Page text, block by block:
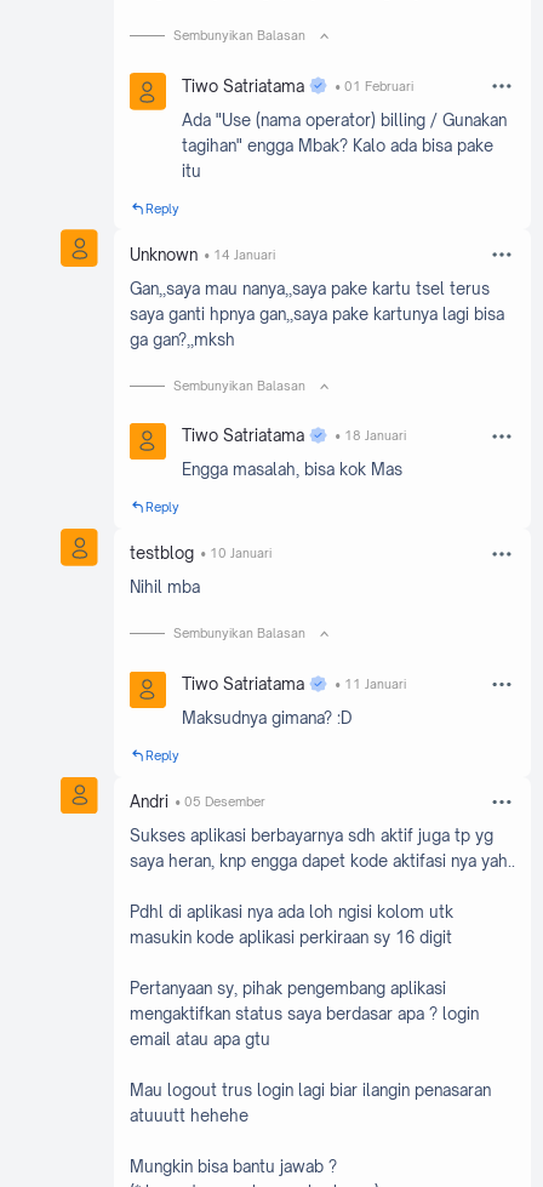
Sembunyikan Balasan
Tiwo Satriatama 01 Februari
Ada "Use (nama operator) billing / Gunakan
tagihan" engga Mbak? Kalo ada bisa pake
itu
Reply
Unknown 14 Januari
Gan,,saya mau nanya,,saya pake kartu tsel terus
saya ganti hpnya gan,,saya pake kartunya lagi bisa
ga gan?,,mksh
Sembunyikan Balasan
Tiwo Satriatama 18 Januari
Engga masalah, bisa kok Mas
Reply
testblog 10 Januari
Nihil mba
Sembunyikan Balasan
Tiwo Satriatama 11 Januari
Maksudnya gimana? :D
Reply
Andri 05 Desember
Sukses aplikasi berbayarnya sdh aktif juga tp yg
saya heran, knp engga dapet kode aktifasi nya yah..
Pdhl di aplikasi nya ada loh ngisi kolom utk
masukin kode aplikasi perkiraan sy 16 digit
Pertanyaan sy, pihak pengembang aplikasi
mengaktifkan status saya berdasar apa ? login
email atau apa gtu
Mau logout trus login lagi biar ilangin penasaran
atuuutt hehehe
Mungkin bisa bantu jawab ?